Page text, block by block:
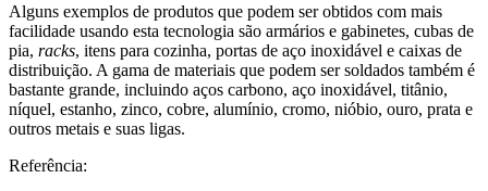
Alguns exemplos de produtos que podem ser obtidos com mais
facilidade usando esta tecnologia são armários e gabinetes, cubas de
pia, racks, itens para cozinha, portas de aço inoxidável e caixas de
distribuição. A gama de materiais que podem ser soldados também é
bastante grande, incluindo aços carbono, aço inoxidável, titânio,
níquel, estanho, zinco, cobre, alumínio, cromo, nióbio, ouro, prata e
outros metais e suas ligas.
Referência: